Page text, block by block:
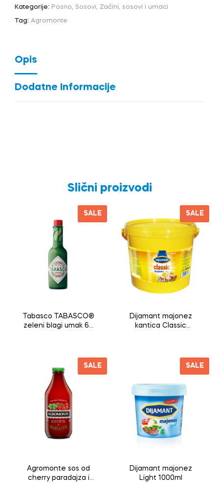
Kategorije: Posno, Sosovi, Začini, sosovi i umaci
Tag: Agromonte
Opis
Dodatne Informacije
Slični proizvodi
SALE
Tabasco TABASCO®
zeleni blagi umak 60
SALE
Dijamant majonez
kantica Classic
SALE
Agromonte sos od
cherry paradajza i
SALE
Dijamant majonez
Light 1000ml